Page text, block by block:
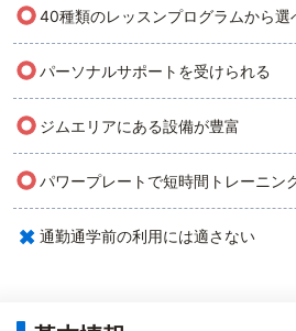
○40種類のレッスンプログラムから選
○パーソナルサポートを受けられる
○ ジムエリアにある設備が豊富
○パワープレートで短時間トレーニン
× 通勤通学前の利用には適さない